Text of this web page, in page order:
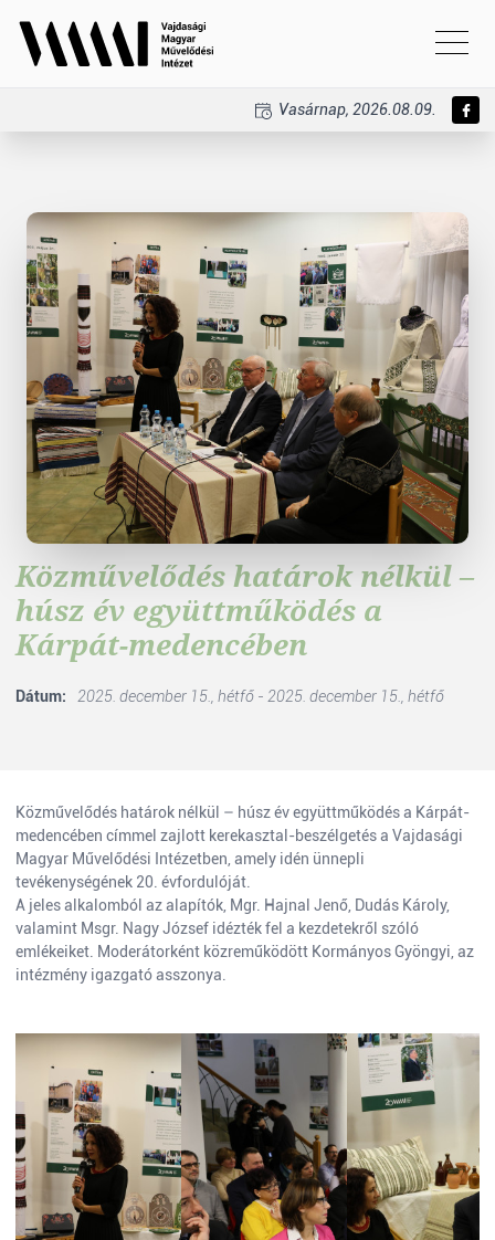
Vasárnap, 2026.08.09.
Közművelődés határok nélkül –
húsz év együttműködés a
Kárpát-medencében
Dátum: 2025. december 15., hétfő - 2025. december 15., hétfő
Közművelődés határok nélkül – húsz év együttműködés a Kárpát-
medencében címmel zajlott kerekasztal-beszélgetés a Vajdasági
Magyar Művelődési Intézetben, amely idén ünnepli
tevékenységének 20. évfordulóját.
A jeles alkalomból az alapítók, Mgr. Hajnal Jenő, Dudás Károly,
valamint Msgr. Nagy József idézték fel a kezdetekről szóló
emlékeiket. Moderátorként közreműködött Kormányos Gyöngyi, az
intézmény igazgató asszonya.